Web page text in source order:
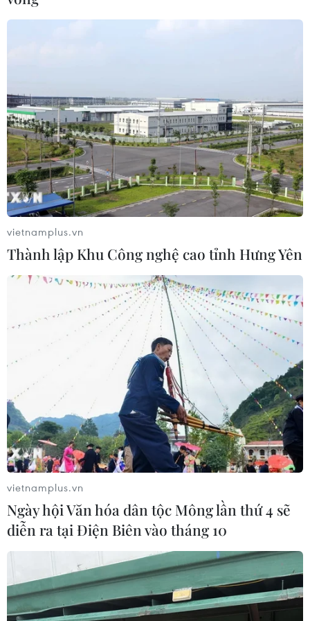
vietnamplus.vn
Thành lập Khu Công nghệ cao tỉnh Hưng Yên
vietnamplus.vn
Ngày hội Văn hóa dân tộc Mông lần thứ 4 sẽ
diễn ra tại Điện Biên vào tháng 10